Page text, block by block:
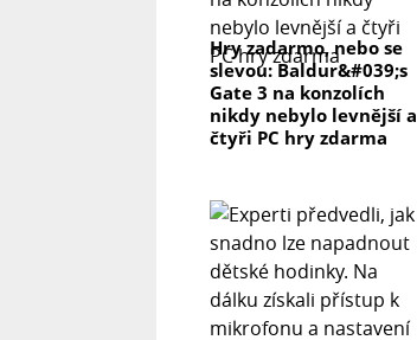
Hry zadarmo, nebo se
slevou: Baldur&#039;s
Gate 3 na konzolích
nikdy nebylo levnější a
čtyři PC hry zdarma